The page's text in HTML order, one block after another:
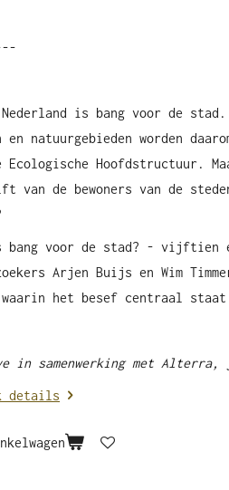
Nederland is bang voor de
en natuurgebieden worden
Ecologische Hoofdstructuur.
van de bewoners van de
bang voor de stad? - vijftien
Arjen Buijs en Wim
het besef centraal staat
in samenwerking met Alterra,
details